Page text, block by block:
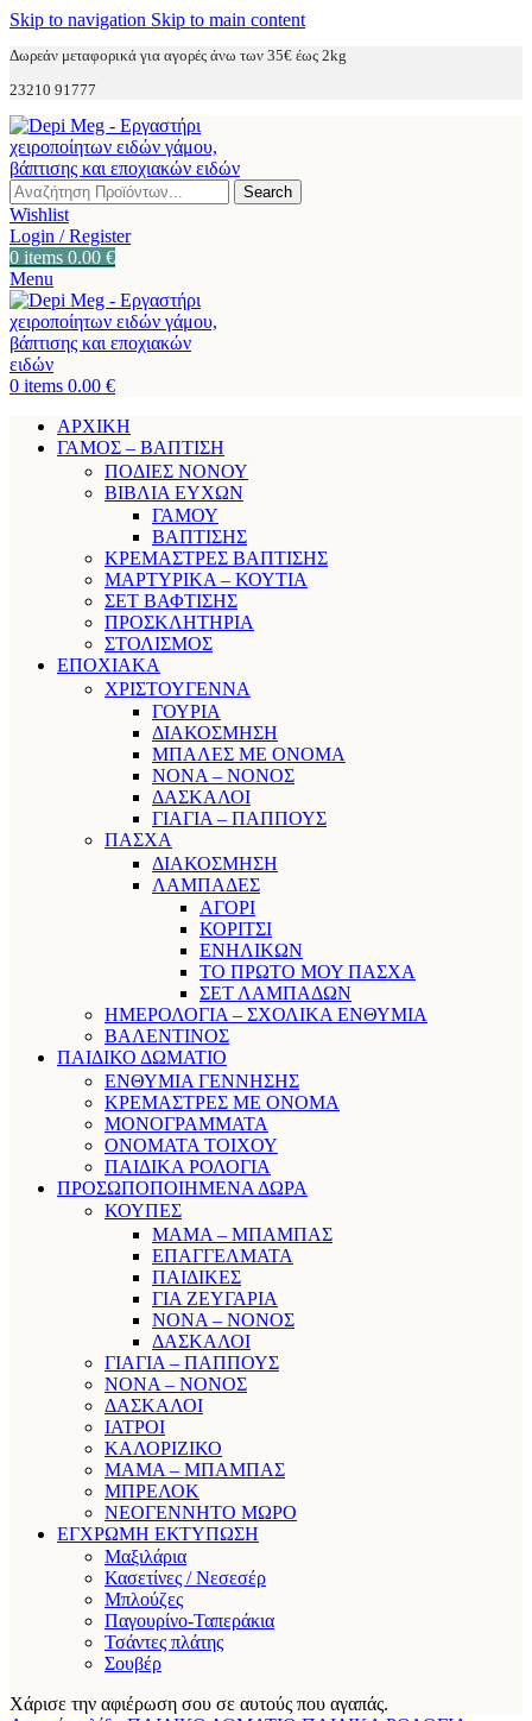
Skip to navigation Skip to main content
Δωρεάν μεταφορικά για αγορές άνω των 35€ έως 2kg
23210 91777
Search
Wishlist
Login / Register
0 items 0.00 €
Menu
0 items 0.00 €
ΑΡΧΙΚΗ
ΓΑΜΟΣ – ΒΑΠΤΙΣΗ
ΠΟΔΙΕΣ ΝΟΝΟΥ
ΒΙΒΛΙΑ ΕΥΧΩΝ
ΓΑΜΟΥ
ΒΑΠΤΙΣΗΣ
ΚΡΕΜΑΣΤΡΕΣ ΒΑΠΤΙΣΗΣ
ΜΑΡΤΥΡΙΚΑ – ΚΟΥΤΙΑ
ΣΕΤ ΒΑΦΤΙΣΗΣ
ΠΡΟΣΚΛΗΤΗΡΙΑ
ΣΤΟΛΙΣΜΟΣ
ΕΠΟΧΙΑΚΑ
ΧΡΙΣΤΟΥΓΕΝΝΑ
ΓΟΥΡΙΑ
ΔΙΑΚΟΣΜΗΣΗ
ΜΠΑΛΕΣ ΜΕ ΟΝΟΜΑ
ΝΟΝΑ – ΝΟΝΟΣ
ΔΑΣΚΑΛΟΙ
ΓΙΑΓΙΑ – ΠΑΠΠΟΥΣ
ΠΑΣΧΑ
ΔΙΑΚΟΣΜΗΣΗ
ΛΑΜΠΑΔΕΣ
ΑΓΟΡΙ
ΚΟΡΙΤΣΙ
ΕΝΗΛΙΚΩΝ
ΤΟ ΠΡΩΤΟ ΜΟΥ ΠΑΣΧΑ
ΣΕΤ ΛΑΜΠΑΔΩΝ
ΗΜΕΡΟΛΟΓΙΑ – ΣΧΟΛΙΚΑ ΕΝΘΥΜΙΑ
ΒΑΛΕΝΤΙΝΟΣ
ΠΑΙΔΙΚΟ ΔΩΜΑΤΙΟ
ΕΝΘΥΜΙΑ ΓΕΝΝΗΣΗΣ
ΚΡΕΜΑΣΤΡΕΣ ΜΕ ΟΝΟΜΑ
ΜΟΝΟΓΡΑΜΜΑΤΑ
ΟΝΟΜΑΤΑ ΤΟΙΧΟΥ
ΠΑΙΔΙΚΑ ΡΟΛΟΓΙΑ
ΠΡΟΣΩΠΟΠΟΙΗΜΕΝΑ ΔΩΡΑ
ΚΟΥΠΕΣ
ΜΑΜΑ – ΜΠΑΜΠΑΣ
ΕΠΑΓΓΕΛΜΑΤΑ
ΠΑΙΔΙΚΕΣ
ΓΙΑ ΖΕΥΓΑΡΙΑ
ΝΟΝΑ – ΝΟΝΟΣ
ΔΑΣΚΑΛΟΙ
ΓΙΑΓΙΑ – ΠΑΠΠΟΥΣ
ΝΟΝΑ – ΝΟΝΟΣ
ΔΑΣΚΑΛΟΙ
ΙΑΤΡΟΙ
ΚΑΛΟΡΙΖΙΚΟ
ΜΑΜΑ – ΜΠΑΜΠΑΣ
ΜΠΡΕΛΟΚ
ΝΕΟΓΕΝΝΗΤΟ ΜΩΡΟ
ΕΓΧΡΩΜΗ ΕΚΤΥΠΩΣΗ
Μαξιλάρια
Κασετίνες / Νεσεσέρ
Μπλούζες
Παγουρίνο-Ταπεράκια
Τσάντες πλάτης
Σουβέρ
Χάρισε την αφιέρωση σου σε αυτούς που αγαπάς.